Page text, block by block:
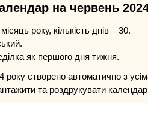
на червень
року, кількість днів – 30.
як першого дня тижня.
року створено автоматично з
та роздрукувати